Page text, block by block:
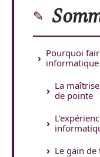
Pourquoi
La
de pointe
Le gain de